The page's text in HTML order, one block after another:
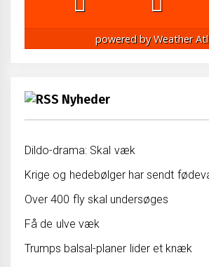
powered byWeather
Nyheder
Dildo-drama: Skal væk
Krige og hedebølger har sendt
Over 400 fly skal undersøges
Få de ulve væk
Trumps balsal-planer lider et knæk